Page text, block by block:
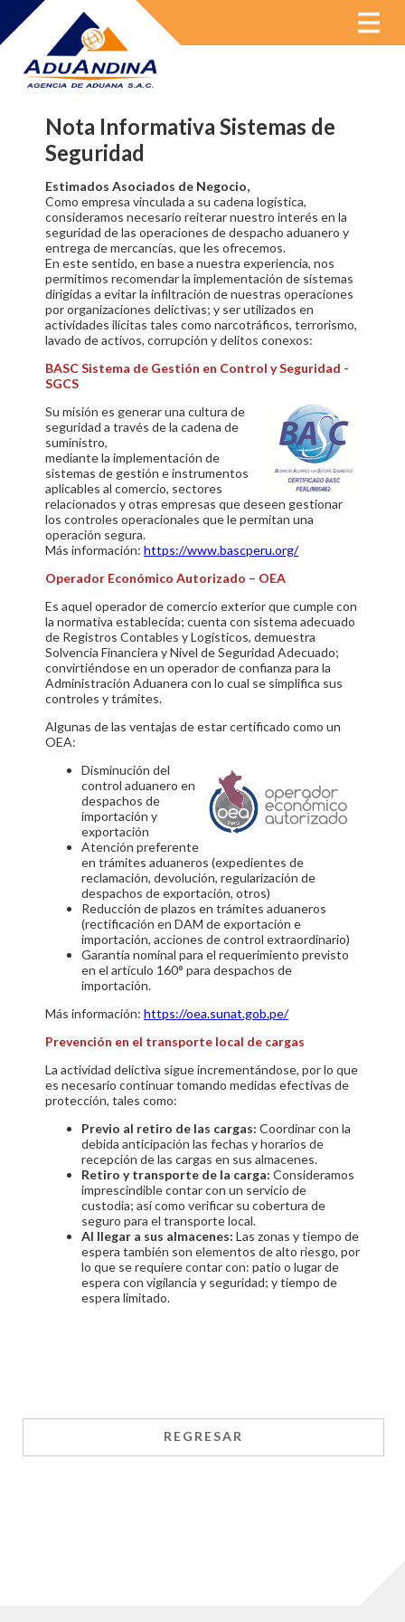
MENU
Nota Informativa Sistemas de
Seguridad
Estimados Asociados de Negocio,
Como empresa vinculada a su cadena logística,
consideramos necesario reiterar nuestro interés en la
seguridad de las operaciones de despacho aduanero y
entrega de mercancías, que les ofrecemos.
En este sentido, en base a nuestra experiencia, nos
permitimos recomendar la implementación de sistemas
dirigidas a evitar la infiltración de nuestras operaciones
por organizaciones delictivas; y ser utilizados en
actividades ilícitas tales como narcotráficos, terrorismo,
lavado de activos, corrupción y delitos conexos:
BASC Sistema de Gestión en Control y Seguridad -
SGCS
Su misión es generar una cultura de
seguridad a través de la cadena de
suministro,
mediante la implementación de
sistemas de gestión e instrumentos
aplicables al comercio, sectores
relacionados y otras empresas que deseen gestionar
los controles operacionales que le permitan una
operación segura.
Más información: https://www.bascperu.org/
Operador Económico Autorizado – OEA
Es aquel operador de comercio exterior que cumple con
la normativa establecida; cuenta con sistema adecuado
de Registros Contables y Logísticos, demuestra
Solvencia Financiera y Nivel de Seguridad Adecuado;
convirtiéndose en un operador de confianza para la
Administración Aduanera con lo cual se simplifica sus
controles y trámites.
Algunas de las ventajas de estar certificado como un
OEA:
Disminución del
control aduanero en
despachos de
importación y
exportación
Atención preferente
en trámites aduaneros (expedientes de
reclamación, devolución, regularización de
despachos de exportación, otros)
Reducción de plazos en trámites aduaneros
(rectificación en DAM de exportación e
importación, acciones de control extraordinario)
Garantía nominal para el requerimiento previsto
en el artículo 160° para despachos de
importación.
Más información: https://oea.sunat.gob.pe/
Prevención en el transporte local de cargas
La actividad delictiva sigue incrementándose, por lo que
es necesario continuar tomando medidas efectivas de
protección, tales como:
Previo al retiro de las cargas: Coordinar con la
debida anticipación las fechas y horarios de
recepción de las cargas en sus almacenes.
Retiro y transporte de la carga: Consideramos
imprescindible contar con un servicio de
custodia; así como verificar su cobertura de
seguro para el transporte local.
Al llegar a sus almacenes: Las zonas y tiempo de
espera también son elementos de alto riesgo, por
lo que se requiere contar con: patio o lugar de
espera con vigilancia y seguridad; y tiempo de
espera limitado.
REGRESAR